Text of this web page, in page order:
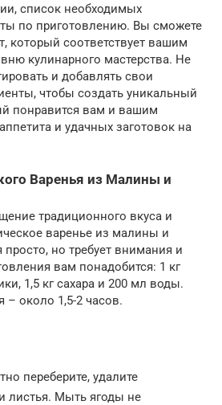
список необходимых
по приготовлению. Вы сможете
который соответствует вашим
кулинарного мастерства. Не
и добавлять свои
чтобы создать уникальный
понравится вам и вашим
и удачных заготовок на
Варенья из Малины и
традиционного вкуса и
варенье из малины и
просто, но требует внимания и
вам понадобится: 1 кг
1,5 кг сахара и 200 мл воды.
– около 1,5-2 часов.
переберите, удалите
листья. Мыть ягоды не